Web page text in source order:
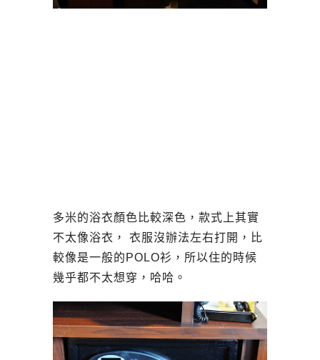
多米的浴衣顏色比較深色，款式上其實
不太像浴衣， 衣服沒辦法左右打開，比
較像是一般的POLO衫，所以住的時候
幾乎都不太想穿，哈哈。